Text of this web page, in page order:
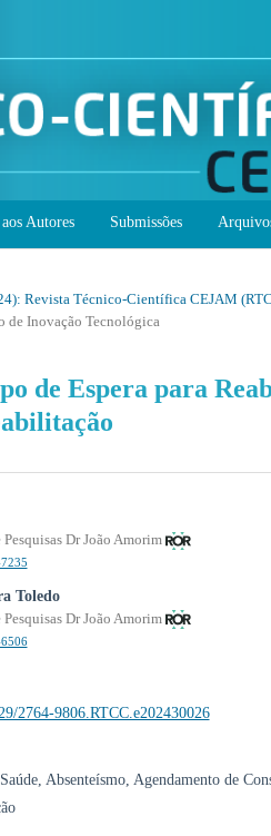
Autores Submissões
Revista Técnico-Científica CEJAM
de Inovação Tecnológica
de Espera para
Dr João Amorim
Toledo
Dr João Amorim
2764-9806.RTCC.e202430026
Absenteísmo, Agendamento de